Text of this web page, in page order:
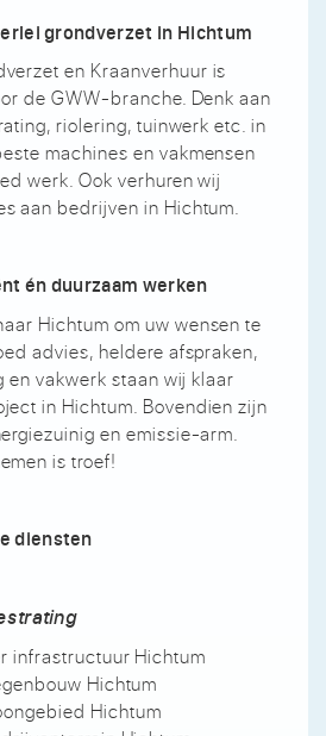
grondverzet in Hichtum
en Kraanverhuur is
de GWW-branche. Denk aan
riolering, tuinwerk etc. in
machines en vakmensen
werk. Ook verhuren wij
aan bedrijven in Hichtum.
én duurzaam werken
Hichtum om uw wensen te
advies, heldere afspraken,
vakwerk staan wij klaar
in Hichtum. Bovendien zijn
en emissie-arm.
is troef!
diensten
infrastructuur Hichtum
Hichtum
Hichtum